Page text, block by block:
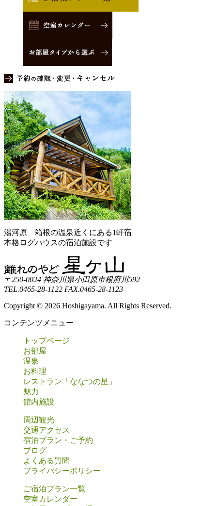
湯河原 箱根の温泉近くにある1軒宿
本格ログハウスの宿泊施設です
〒250-0024 神奈川県小田原市根府川592
TEL.0465-28-1122 FAX.0465-28-1123
Copyright © 2026 Hoshigayama. All Rights Reserved.
コンテンツメニュー
トップページ
お部屋
温泉
お料理
レストラン「ななつの星」
魅力
館内施設
周辺観光
交通アクセス
宿泊プラン・ご予約
ブログ
よくある質問
プライバシーポリシー
ご宿泊プラン一覧
空室カレンダー